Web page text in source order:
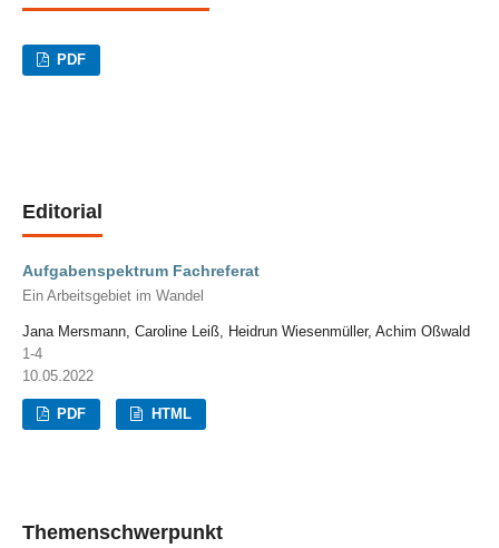
PDF
Editorial
Aufgabenspektrum Fachreferat
Ein Arbeitsgebiet im Wandel
Jana Mersmann, Caroline Leiß, Heidrun Wiesenmüller, Achim Oßwald
1-4
10.05.2022
PDF HTML
Themenschwerpunkt